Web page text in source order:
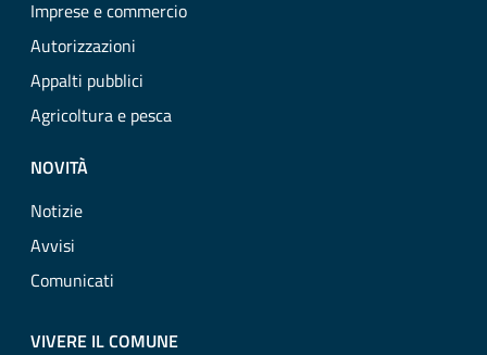
Imprese e commercio
Autorizzazioni
Appalti pubblici
Agricoltura e pesca
NOVITÀ
Notizie
Avvisi
Comunicati
VIVERE IL COMUNE